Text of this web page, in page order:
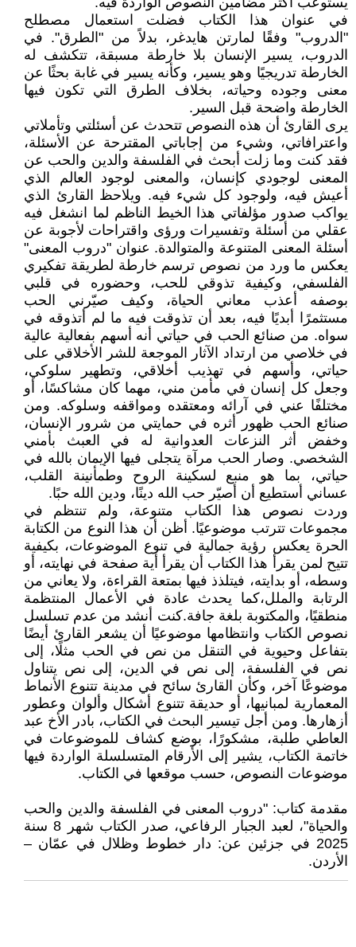
في عنوان هذا الكتاب فضلت استعمال مصطلح
"الدروب" وفقًا لمارتن هايدغر، بدلاً من "الطرق". في
الدروب، يسير الإنسان بلا خارطة مسبقة، تتكشف له
الخارطة تدريجيًا وهو يسير، وكأنه يسير في غابة بحثًا عن
معنى وجوده وحياته، بخلاف الطرق التي تكون فيها
الخارطة واضحة قبل السير.
يرى القارئ أن هذه النصوص تتحدث عن أسئلتي وتأملاتي
واعترافاتي، وشيء من إجاباتي المقترحة عن الأسئلة،
فقد كنت وما زلت أبحث في الفلسفة والدين والحب عن
المعنى لوجودي كإنسان، والمعنى لوجود العالم الذي
أعيش فيه، ولوجود كل شيء فيه. ويلاحظ القارئ الذي
يواكب صدور مؤلفاتي هذا الخيط الناظم لما انشغل فيه
عقلي من أسئلة وتفسيرات ورؤى واقتراحات لأجوبة عن
أسئلة المعنى المتنوعة والمتوالدة. عنوان "دروب المعنى"
يعكس ما ورد من نصوص ترسم خارطة لطريقة تفكيري
الفلسفي، وكيفية تذوقي للحب، وحضوره في قلبي
بوصفه أعذب معاني الحياة، وكيف صيّرني الحب
مستثمرًا أبديًا فيه، بعد أن تذوقت فيه ما لم أتذوقه في
سواه. من صنائع الحب في حياتي أنه أسهم بفعالية عالية
في خلاصي من ارتداد الآثار الموجعة للشر الأخلاقي على
حياتي، وأسهم في تهذيب أخلاقي، وتطهير سلوكي،
وجعل كل إنسان في مأمن مني، مهما كان مشاكسًا، أو
مختلفًا عني في آرائه ومعتقده ومواقفه وسلوكه. ومن
صنائع الحب ظهور أثره في حمايتي من شرور الإنسان،
وخفض أثر النزعات العدوانية له في العبث بأمني
الشخصي. وصار الحب مرآة يتجلى فيها الإيمان بالله في
حياتي، بما هو منبع لسكينة الروح وطمأنينة القلب،
عساني أستطيع أن أصيّر حب الله دينًا، ودين الله حبًا.
وردت نصوص هذا الكتاب متنوعة، ولم تنتظم في
مجموعات تترتب موضوعيًا. أظن أن هذا النوع من الكتابة
الحرة يعكس رؤية جمالية في تنوع الموضوعات، بكيفية
تتيح لمن يقرأ هذا الكتاب أن يقرأ أية صفحة في نهايته، أو
وسطه، أو بدايته، فيتلذذ فيها بمتعة القراءة، ولا يعاني من
الرتابة والملل،كما يحدث عادة في الأعمال المنتظمة
منطقيًا، والمكتوبة بلغة جافة.كنت أنشد من عدم تسلسل
نصوص الكتاب وانتظامها موضوعيًا أن يشعر القارئ أيضًا
بتفاعل وحيوية في التنقل من نص في الحب مثلًا، إلى
نص في الفلسفة، إلى نص في الدين، إلى نص يتناول
موضوعًا آخر، وكأن القارئ سائح في مدينة تتنوع الأنماط
المعمارية لمبانيها، أو حديقة تتنوع أشكال وألوان وعطور
أزهارها. ومن أجل تيسير البحث في الكتاب، بادر الأخ عبد
العاطي طلبة، مشكورًا، بوضع كشاف للموضوعات في
خاتمة الكتاب، يشير إلى الأرقام المتسلسلة الواردة فيها
موضوعات النصوص، حسب موقعها في الكتاب.
مقدمة كتاب: "دروب المعنى في الفلسفة والدين والحب
والحياة"، لعبد الجبار الرفاعي، صدر الكتاب شهر 8 سنة
2025 في جزئين عن: دار خطوط وظلال في عمّان –
الأردن.